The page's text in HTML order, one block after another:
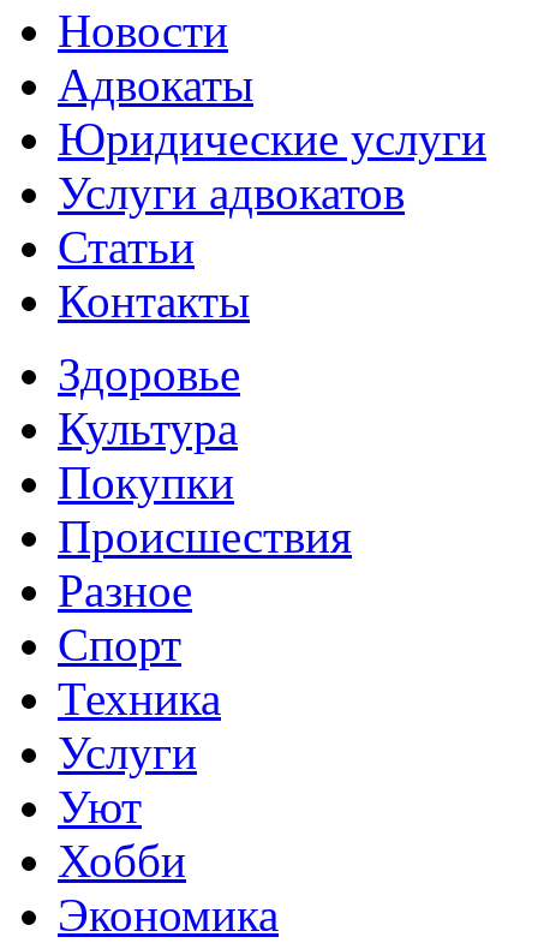
Новости
Адвокаты
Юридические услуги
Услуги адвокатов
Статьи
Контакты
Здоровье
Культура
Покупки
Происшествия
Разное
Спорт
Техника
Услуги
Уют
Хобби
Экономика